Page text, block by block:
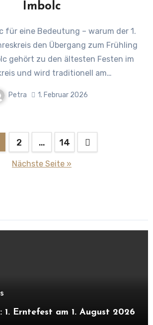
Imbolc
den Übergang zum Frühling
gehört zu den ältesten Festen im
und wird traditionell am…
Petra 1. Februar 2026
2 … 14
Nächste Seite »
1. Erntefest am 1. August 2026